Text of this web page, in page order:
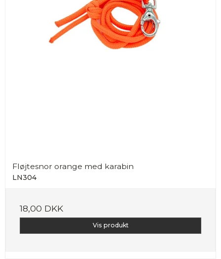
Fløjtesnor orange med karabin
LN304
18,00 DKK
Vis produkt